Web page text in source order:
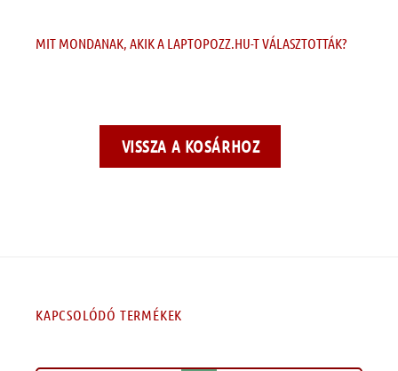
MIT MONDANAK, AKIK A LAPTOPOZZ.HU-T VÁLASZTOTTÁK?
VISSZA A KOSÁRHOZ
KAPCSOLÓDÓ TERMÉKEK